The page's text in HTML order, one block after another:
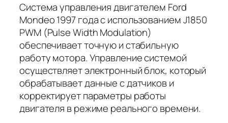
Система управления двигателем Ford
Mondeo 1997 года с использованием J1850
PWM (Pulse Width Modulation)
обеспечивает точную и стабильную
работу мотора. Управление системой
осуществляет электронный блок, который
обрабатывает данные с датчиков и
корректирует параметры работы
двигателя в режиме реального времени.